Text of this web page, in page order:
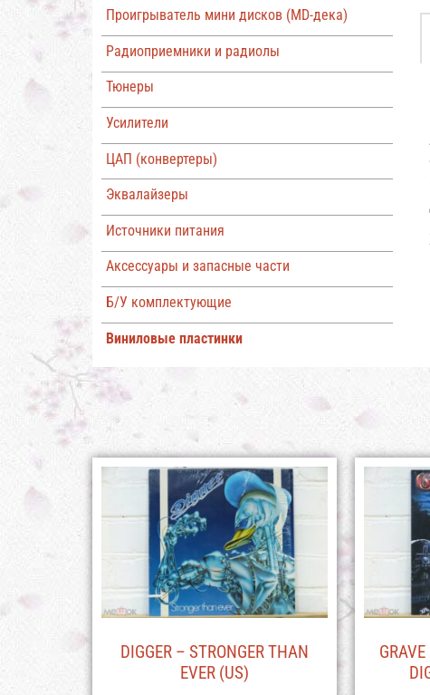
Проигрыватель мини дисков (MD-дека)
Радиоприемники и радиолы
Тюнеры
Усилители
ЦАП (конвертеры)
Эквалайзеры
Источники питания
Аксессуары и запасные части
Б/У комплектующие
Виниловые пластинки
DIGGER – STRONGER THAN
EVER (US)